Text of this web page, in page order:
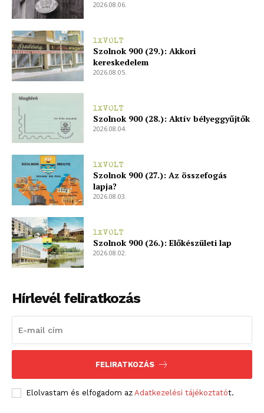
2026.08.06.
1XVOLT
Szolnok 900 (29.): Akkori
kereskedelem
2026.08.05.
1XVOLT
Szolnok 900 (28.): Aktív bélyeggyűjtők
2026.08.04.
1XVOLT
Szolnok 900 (27.): Az összefogás
lapja?
2026.08.03.
1XVOLT
Szolnok 900 (26.): Előkészületi lap
2026.08.02.
Hírlevél feliratkozás
FELIRATKOZÁS
Elolvastam és elfogadom az Adatkezelési tájékoztatót.